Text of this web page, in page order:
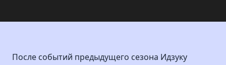
После событий предыдущего сезона Идзуку